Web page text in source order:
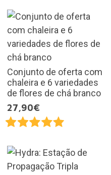
Conjunto de oferta com
chaleira e 6 variedades
de flores de chá branco
27,90€